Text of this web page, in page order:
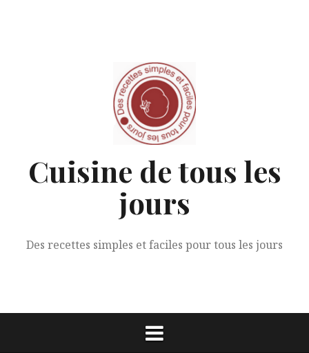
Cuisine de tous les
jours
Des recettes simples et faciles pour tous les jours